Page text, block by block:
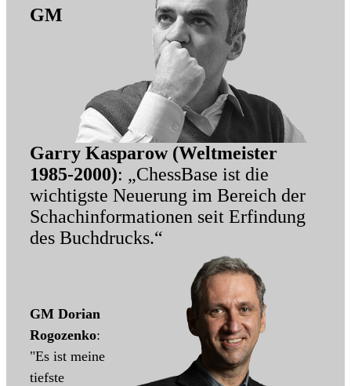
GM
Garry Kasparow (Weltmeister
1985-2000): „ChessBase ist die
wichtigste Neuerung im Bereich der
Schachinformationen seit Erfindung
des Buchdrucks.“
GM Dorian
Rogozenko:
"Es ist meine
tiefste